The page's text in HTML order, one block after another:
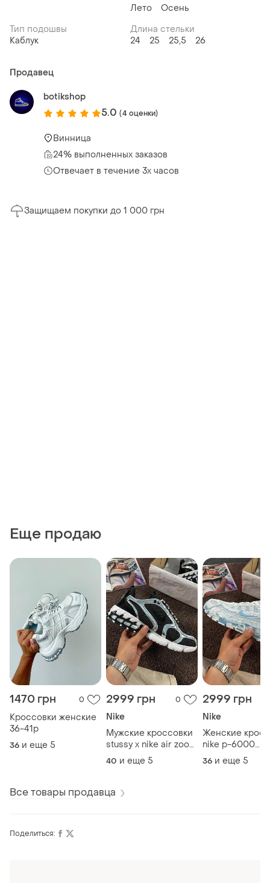
Лето
Осень
Тип подошвы
Каблук
Длина стельки
24
25 25,5 26
Продавец
botikshop
5.0 (4 оценки)
Винница
24% выполненных заказов
Отвечает в течение 3х часов
Защищаем покупки до 1 000 грн
Еще продаю
1470 грн 0
Кроссовки женские
36-41р
36 и еще 5
2999 грн 0
Nike
Мужские кроссовки
stussy x nike air zoom
spiridon cage 'pure
platinum'
40 и еще 5
2999 грн
Nike
Женские
nike p-6000
white&amp;blue
36 и еще 5
Все товары продавца
Поделиться: